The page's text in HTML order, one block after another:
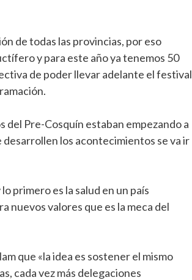
de todas las provincias, por eso
y para este año ya tenemos 50
de poder llevar adelante el festival
Pre-Cosquín estaban empezando a
los acontecimientos se va ir
primero es la salud en un país
nuevos valores que es la meca del
que «la idea es sostener el mismo
cada vez más delegaciones